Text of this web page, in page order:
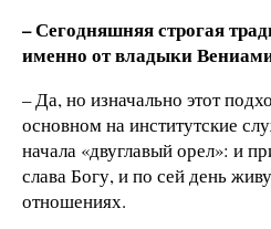
– Сегодняшняя строгая
именно от владыки
– Да, но изначально этот
основном на институтские
начала «двуглавый орел»: и
слава Богу, и по сей день
отношениях.